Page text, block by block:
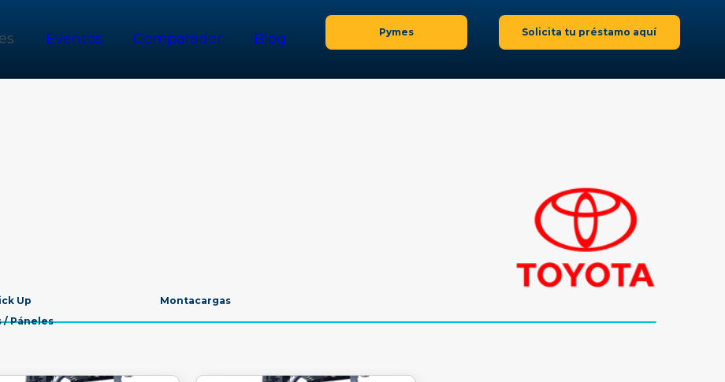
Eventos Comparador Blog Pymes Solicita tu préstamo aquí
Up
Montacargas
/ Páneles